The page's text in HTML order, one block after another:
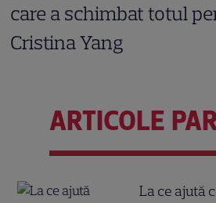
care a schimbat totul
Cristina Yang
ARTICOLE
La ce ajută